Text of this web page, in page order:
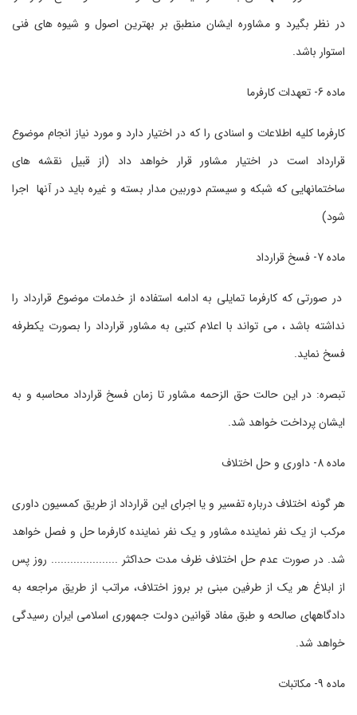
در نظر بگیرد و مشاوره ایشان منطبق بر بهترین اصول و شیوه های فنی
استوار باشد.
ماده 6- تعهدات کارفرما
کارفرما کلیه اطلاعات و اسنادی را که در اختیار دارد و مورد نیاز انجام موضوع
قرارداد است در اختیار مشاور قرار خواهد داد (از قبیل نقشه های
ساختمانهایی که شبکه و سیستم دوربین مدار بسته و غیره باید در آنها اجرا
شود)
ماده 7- فسخ قرارداد
در صورتی که کارفرما تمایلی به ادامه استفاده از خدمات موضوع قرارداد را
نداشته باشد ، می تواند با اعلام کتبی به مشاور قرارداد را بصورت یکطرفه
فسخ نماید.
تبصره: در این حالت حق الزحمه مشاور تا زمان فسخ قرارداد محاسبه و به
ایشان پرداخت خواهد شد.
ماده 8- داوری و حل اختلاف
هر گونه اختلاف درباره تفسیر و یا اجرای این قرارداد از طریق کمسیون داوری
مرکب از یک نفر نماینده مشاور و یک نفر نماینده کارفرما حل و فصل خواهد
شد. در صورت عدم حل اختلاف ظرف مدت حداکثر ..................... روز پس
از ابلاغ هر یک از طرفین مبنی بر بروز اختلاف، مراتب از طریق مراجعه به
دادگاههای صالحه و طبق مفاد قوانین دولت جمهوری اسلامی ایران رسیدگی
خواهد شد.
ماده 9- مکاتبات